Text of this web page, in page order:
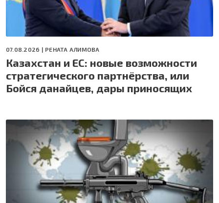
07.08.2026 | РЕНАТА АЛИМОВА
Казахстан и ЕС: новые возможности
стратегического партнёрства, или
Бойся данайцев, дары приносящих